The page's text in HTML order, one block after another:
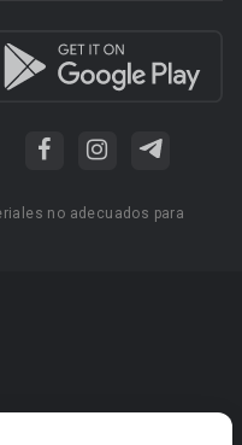
no adecuados para